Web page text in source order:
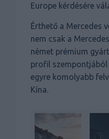
Europe kérdésére
Érthető a Mercedes
nem csak a
német prémium
profil szempontjából
egyre komolyabb
Kína.